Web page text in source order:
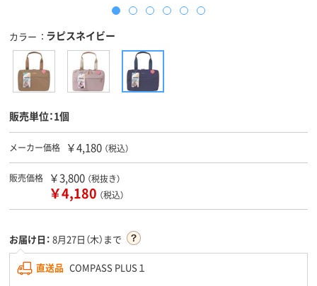
カラー ラピスネイビー
販売単位：1個
メーカー価格 ￥4,180 （税込）
販売価格 ￥3,800 （税抜き）
￥4,180 （税込）
お届け日： 8月27日（木）まで
直送品 COMPASS PLUS１